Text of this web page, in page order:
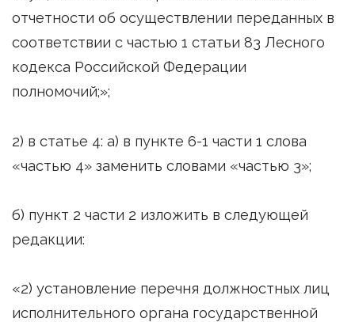
отчетности об осуществлении переданных в
соответствии с частью 1 статьи 83 Лесного
кодекса Российской Федерации
полномочий;»;
2) в статье 4: а) в пункте 6-1 части 1 слова
«частью 4» заменить словами «частью 3»;
б) пункт 2 части 2 изложить в следующей
редакции:
«2) установление перечня должностных лиц
исполнительного органа государственной